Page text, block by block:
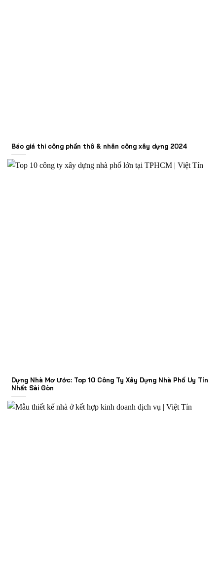
Báo giá thi công phần thô & nhân công xây dựng 2024
Dựng Nhà Mơ Ước: Top 10 Công Ty Xây Dựng Nhà Phố Uy Tín
Nhất Sài Gòn